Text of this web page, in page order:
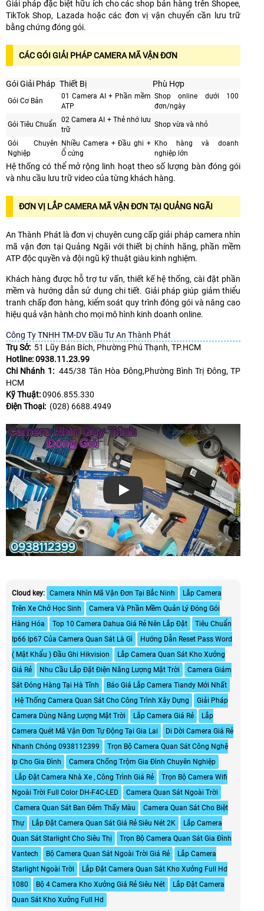
Giải pháp đặc biệt hữu ích cho các shop bán hàng trên Shopee,
TikTok Shop, Lazada hoặc các đơn vị vận chuyển cần lưu trữ
bằng chứng đóng gói.
CÁC GÓI GIẢI PHÁP CAMERA MÃ VẬN ĐƠN
Gói Giải Pháp Thiết Bị Phù Hợp
Gói Cơ Bản
01 Camera AI + Phần mềm
ATP
Shop online dưới 100
đơn/ngày
Gói Tiêu Chuẩn
02 Camera AI + Thẻ nhớ lưu
trữ
Shop vừa và nhỏ
Gói Chuyên
Nghiệp
Nhiều Camera + Đầu ghi +
Ổ cứng
Kho hàng và doanh
nghiệp lớn
Hệ thống có thể mở rộng linh hoạt theo số lượng bàn đóng gói
và nhu cầu lưu trữ video của từng khách hàng.
ĐƠN VỊ LẮP CAMERA MÃ VẬN ĐƠN TẠI QUẢNG NGÃI
An Thành Phát là đơn vị chuyên cung cấp giải pháp camera nhìn
mã vận đơn tại Quảng Ngãi với thiết bị chính hãng, phần mềm
ATP độc quyền và đội ngũ kỹ thuật giàu kinh nghiệm.
Khách hàng được hỗ trợ tư vấn, thiết kế hệ thống, cài đặt phần
mềm và hướng dẫn sử dụng chi tiết. Giải pháp giúp giảm thiểu
tranh chấp đơn hàng, kiểm soát quy trình đóng gói và nâng cao
hiệu quả vận hành cho mọi mô hình kinh doanh online.
Công Ty TNHH TM-DV Đầu Tư An Thành Phát
Trụ Sở: 51 Lũy Bán Bích, Phường Phú Thạnh, TP.HCM
Hotline: 0938.11.23.99
Chi Nhánh 1: 445/38 Tân Hòa Đông,Phường Bình Trị Đông, TP
HCM
Kỹ Thuật:0906.855.330
Điện Thoại: (028) 6688.4949
Xem video
Cloud key: Camera Nhìn Mã Vận Đơn Tại Bắc Ninh
Lắp Camera
Trên Xe Chở Học Sinh
Camera Và Phần Mềm Quản Lý Đóng Gói
Hàng Hóa
Top 10 Camera Dahua Giá Rẻ Nên Lắp Đặt
Tiêu Chuẩn
Ip66 Ip67 Của Camera Quan Sát Là Gì
Hướng Dẫn Reset Pass Word
( Mật Khẩu ) Đầu Ghi Hikvision
Lắp Camera Quan Sát Kho Xưởng
Giá Rẻ
Nhu Cầu Lắp Đặt Điện Năng Lượng Mặt Trời
Camera Giám
Sát Đóng Hàng Tại Hà Tĩnh
Báo Giá Lắp Camera Tiandy Mới Nhất
Hệ Thống Camera Quan Sát Cho Công Trình Xây Dựng
Giải Pháp
Camera Dùng Năng Lượng Mặt Trời
Lắp Camera Giá Rẻ
Lắp
Camera Quét Mã Vận Đơn Tự Động Tại Gia Lai
Di Dời Camera Giá Rẻ
Nhanh Chóng 0938112399
Trọn Bộ Camera Quan Sát Công Nghệ
Ip Cho Gia Đình
Camera Chống Trộm Gia Đình Chuyên Nghiệp
Lắp Đặt Camera Nhà Xe , Công Trình Giá Rẻ
Trọn Bộ Camera Wifi
Ngoài Trời Full Color DH-F4C-LED
Camera Quan Sát Ngoài Trời
Camera Quan Sát Ban Đêm Thấy Màu
Camera Quan Sát Cho Biệt
Thự
Lắp Đặt Camera Quan Sát Giá Rẻ Siêu Nét 2K
Lắp Camera
Quan Sát Starlight Cho Siêu Thị
Trọn Bộ Camera Quan Sát Gia Đình
Vantech
Bộ Camera Quan Sát Ngoài Trời Giá Rẻ
Lắp Camera
Starlight Ngoài Trời
Lắp Đặt Camera Quan Sát Kho Xưởng Full Hd
1080
Bộ 4 Camera Kho Xưởng Giá Rẻ Siêu Nét
Lắp Đặt Camera
Quan Sát Kho Xưởng Full Hd